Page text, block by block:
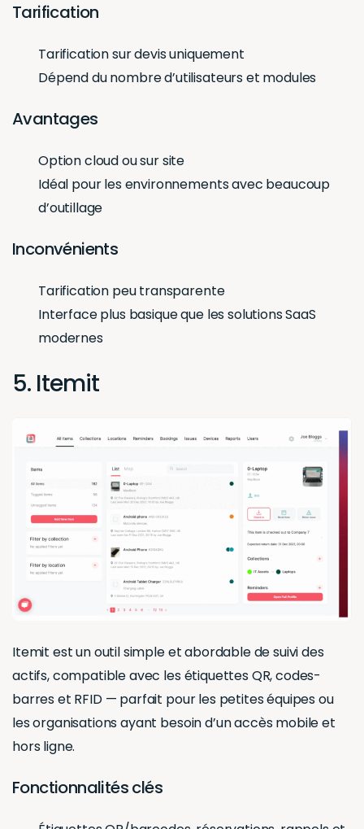
Tarification
Tarification sur devis uniquement
Dépend du nombre d’utilisateurs et modules
Avantages
Option cloud ou sur site
Idéal pour les environnements avec beaucoup
d’outillage
Inconvénients
Tarification peu transparente
Interface plus basique que les solutions SaaS
modernes
5. Itemit
Itemit est un outil simple et abordable de suivi des
actifs, compatible avec les étiquettes QR, codes-
barres et RFID — parfait pour les petites équipes ou
les organisations ayant besoin d’un accès mobile et
hors ligne.
Fonctionnalités clés